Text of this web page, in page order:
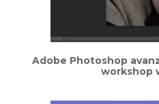
Adobe Photoshop
workshop